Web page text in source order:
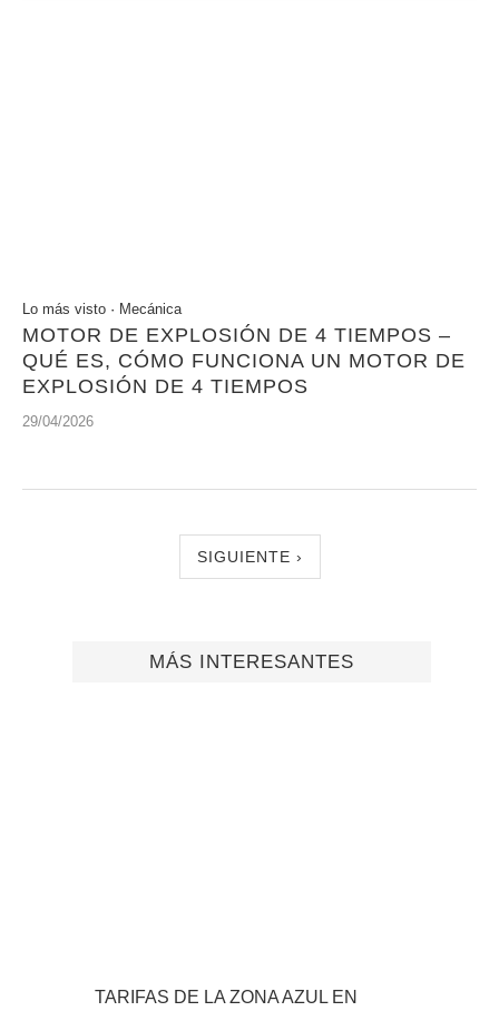
Lo más visto · Mecánica
MOTOR DE EXPLOSIÓN DE 4 TIEMPOS –
QUÉ ES, CÓMO FUNCIONA UN MOTOR DE
EXPLOSIÓN DE 4 TIEMPOS
29/04/2026
SIGUIENTE ›
MÁS INTERESANTES
TARIFAS DE LA ZONA AZUL EN